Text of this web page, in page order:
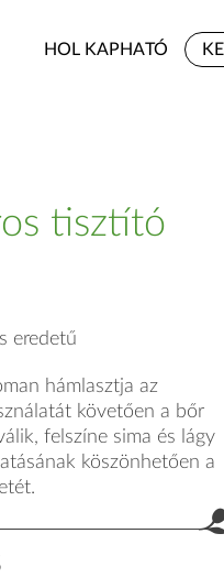
HOL KAPHATÓ
tisztító
eredetű
hámlasztja az
követően a bőr
felszíne sima és lágy
köszönhetően a